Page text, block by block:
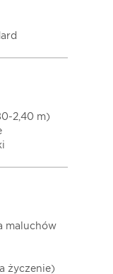
2,40 m)
maluchów
życzenie)